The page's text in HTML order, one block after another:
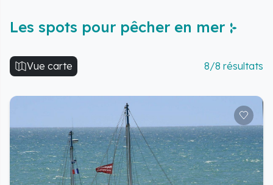
Les spots pour pêcher en mer
Vue carte 8/8 résultats